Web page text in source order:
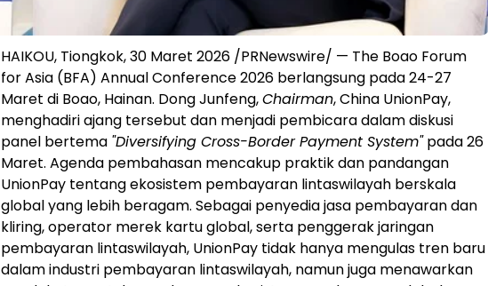
HAIKOU, Tiongkok, 30 Maret 2026 /PRNewswire/ — The Boao Forum
for Asia (BFA) Annual Conference 2026 berlangsung pada 24-27
Maret di Boao, Hainan. Dong Junfeng,Chairman, China UnionPay,
menghadiri ajang tersebut dan menjadi pembicara dalam diskusi
panel bertema "Diversifying Cross-Border Payment System"pada 26
Maret. Agenda pembahasan mencakup praktik dan pandangan
UnionPay tentang ekosistem pembayaran lintaswilayah berskala
global yang lebih beragam. Sebagai penyedia jasa pembayaran dan
kliring, operator merek kartu global, serta penggerak jaringan
pembayaran lintaswilayah, UnionPay tidak hanya mengulas tren baru
dalam industri pembayaran lintaswilayah, namun juga menawarkan